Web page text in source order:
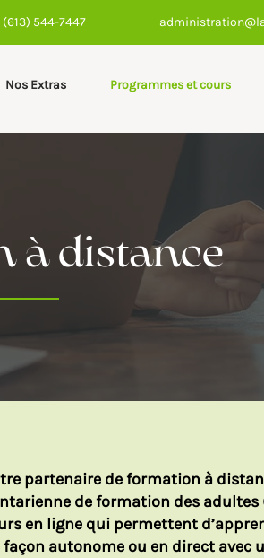
(613) 544-7447
Nos Extras Programmes et cours
à distance
partenaire de formation à
de formation des adultes
en ligne qui permettent
façon autonome ou en direct avec